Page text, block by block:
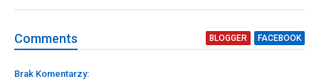
Comments BLOGGER FACEBOOK
Brak Komentarzy: